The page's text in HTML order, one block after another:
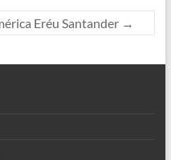
Eréu Santander →